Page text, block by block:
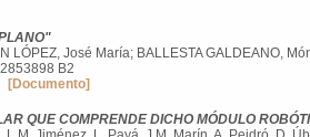
LÓPEZ, José María; BALLESTA GALDEANO,
B2
[Documento]
QUE COMPRENDE DICHO MÓDULO